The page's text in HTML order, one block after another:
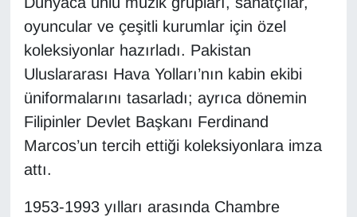
oyuncular ve çeşitli kurumlar için özel
koleksiyonlar hazırladı. Pakistan
Uluslararası Hava Yolları’nın kabin ekibi
üniformalarını tasarladı; ayrıca dönemin
Filipinler Devlet Başkanı Ferdinand
Marcos’un tercih ettiği koleksiyonlara imza
attı.
1953-1993 yılları arasında Chambre
YEREL